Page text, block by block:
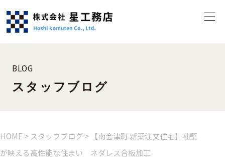
BLOG
スタッフブログ
HOME > スタッフブログ > 【南会津町 新築注文住宅】袖壁
が映える高性能な住まい ネダレス合板加工